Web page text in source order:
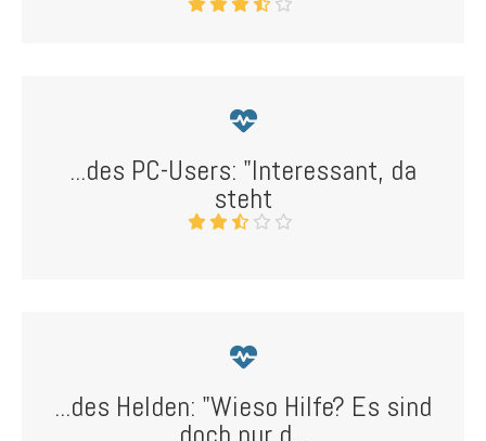
...des PC-Users: "Interessant, da
steht
...des Helden: "Wieso Hilfe? Es sind